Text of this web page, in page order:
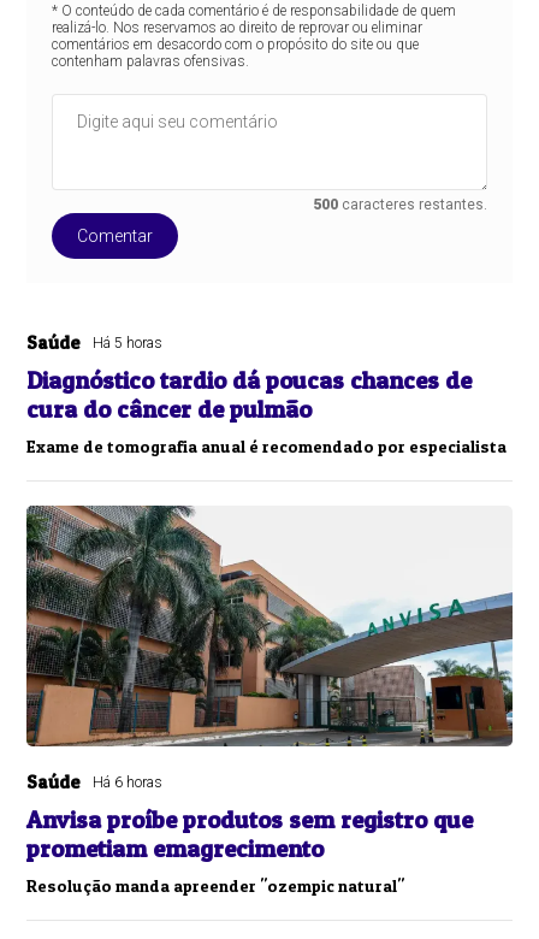
* O conteúdo de cada comentário é de responsabilidade de quem
realizá-lo. Nos reservamos ao direito de reprovar ou eliminar
comentários em desacordo com o propósito do site ou que
contenham palavras ofensivas.
500 caracteres restantes.
Comentar
Saúde Há 5 horas
Diagnóstico tardio dá poucas chances de
cura do câncer de pulmão
Exame de tomografia anual é recomendado por especialista
Saúde Há 6 horas
Anvisa proíbe produtos sem registro que
prometiam emagrecimento
Resolução manda apreender "ozempic natural"